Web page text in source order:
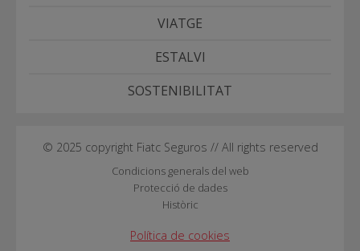
VIATGE
ESTALVI
SOSTENIBILITAT
© 2025 copyright Fiatc Seguros // All rights reserved
Condicions generals del web
Protecció de dades
Històric
Política de cookies